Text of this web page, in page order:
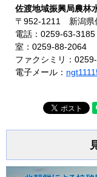
佐渡地域振興局農林
〒952-1211 新潟県
電話：0259-63-
室：0259-88-2064
ファクシミリ：
電子メール：